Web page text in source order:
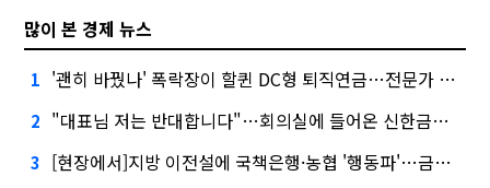
많이 본 경제 뉴스
1 '괜히 바꿨나' 폭락장이 할퀸 DC형 퇴직연금…전문가 조언은
2 "대표님 저는 반대합니다"…회의실에 들어온 신한금융 AI
3 [현장에서]지방 이전설에 국책은행·농협 '행동파'…금감원 '신중모드'